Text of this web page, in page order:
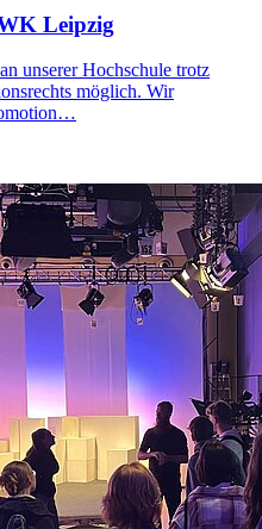
Leipzig
unserer Hochschule trotz
möglich. Wir